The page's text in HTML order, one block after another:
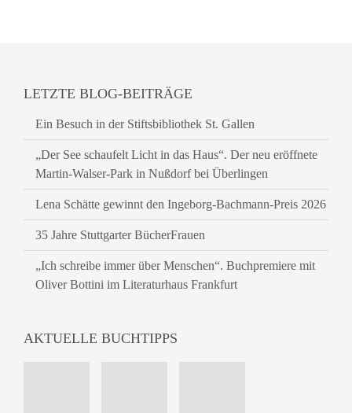
LETZTE BLOG-BEITRÄGE
Ein Besuch in der Stiftsbibliothek St. Gallen
„Der See schaufelt Licht in das Haus“. Der neu eröffnete
Martin-Walser-Park in Nußdorf bei Überlingen
Lena Schätte gewinnt den Ingeborg-Bachmann-Preis 2026
35 Jahre Stuttgarter BücherFrauen
„Ich schreibe immer über Menschen“. Buchpremiere mit
Oliver Bottini im Literaturhaus Frankfurt
AKTUELLE BUCHTIPPS